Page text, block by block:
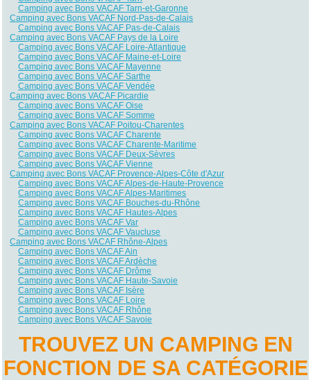
Camping avec Bons VACAF Tarn-et-Garonne
Camping avec Bons VACAF Nord-Pas-de-Calais
Camping avec Bons VACAF Pas-de-Calais
Camping avec Bons VACAF Pays de la Loire
Camping avec Bons VACAF Loire-Atlantique
Camping avec Bons VACAF Maine-et-Loire
Camping avec Bons VACAF Mayenne
Camping avec Bons VACAF Sarthe
Camping avec Bons VACAF Vendée
Camping avec Bons VACAF Picardie
Camping avec Bons VACAF Oise
Camping avec Bons VACAF Somme
Camping avec Bons VACAF Poitou-Charentes
Camping avec Bons VACAF Charente
Camping avec Bons VACAF Charente-Maritime
Camping avec Bons VACAF Deux-Sèvres
Camping avec Bons VACAF Vienne
Camping avec Bons VACAF Provence-Alpes-Côte d'Azur
Camping avec Bons VACAF Alpes-de-Haute-Provence
Camping avec Bons VACAF Alpes-Maritimes
Camping avec Bons VACAF Bouches-du-Rhône
Camping avec Bons VACAF Hautes-Alpes
Camping avec Bons VACAF Var
Camping avec Bons VACAF Vaucluse
Camping avec Bons VACAF Rhône-Alpes
Camping avec Bons VACAF Ain
Camping avec Bons VACAF Ardèche
Camping avec Bons VACAF Drôme
Camping avec Bons VACAF Haute-Savoie
Camping avec Bons VACAF Isère
Camping avec Bons VACAF Loire
Camping avec Bons VACAF Rhône
Camping avec Bons VACAF Savoie
TROUVEZ UN CAMPING EN
FONCTION DE SA CATÉGORIE